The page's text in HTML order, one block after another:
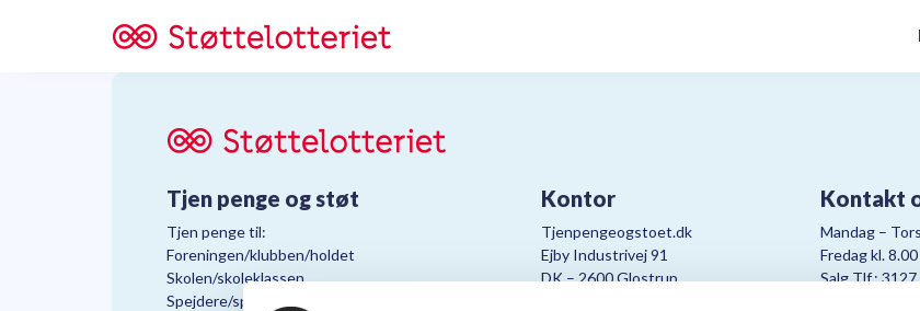
Tjen penge og støt
Tjen penge til:
Foreningen/klubben/holdet
Skolen/skoleklassen
Spejdere/spejdergruppen/FDF’ere, m.fl.
Kontor
Tjenpengeogstoet.dk
Ejby Industrivej 91
DK – 2600 Glostrup
Kontakt
Mandag –
Fredag kl.
Salg Tlf.: